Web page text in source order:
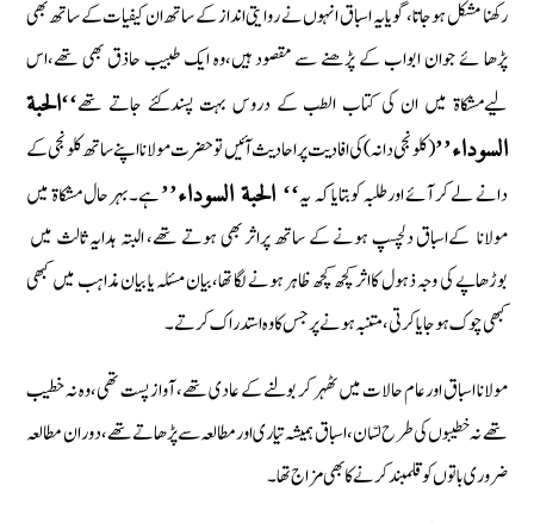
ركھنا مشكل ہوجاتا‏، گویا یہ اسباق انہوں نے روایتی انداز كے ساتھ ان كیفیات كے ساتھ بھی
پڑھا ئے جوان ابواب كے پڑھنے سے مقصود ہیں‏،وہ ایك طبیب حاذق بھی تھے‏،اس
لیےمشكاة میں ان كی كتاب الطب كے دروس بہت پسندكئے جاتے تھے‏‘‘الحبة
السوداء’’(كلونجی دانہ) كی افادیت پر احادیث آئیں توحضرت مولانا اپنے ساتھ كلونجی كے
دانے لے كر آئے اورطلبہ كوبتایا كہ یہ‘‘ الحبة السوداء’’ہے‏۔بہر حال مشكاة میں
مولانا كےاسباق دلچسپ ہونے كے ساتھ پراثر بھی ہوتے تھے‏، البتہ ہدایہ ثالث میں
بوڑھاپے كی وجہ ذہول كااثر كچھ كچھ ظاہر ہونے لگا تھا‏،بیان مسئلہ یا بیان مذاہب میں كبھی
كبھی چوك ہوجایا كرتی ‏،متنبہ ہونے پر جس كا وہ استدراك كرتے‏۔
مولانا اسباق اورعام حالات میں ٹھہر كر بولنے كے عادی تھے‏، آواز پست تھی‏،وہ نہ خطیب
تھے نہ خطیبوں كی طرح لسّان‏، اسباق ہمیشہ تیاری اورمطالعہ سے پڑھاتے تھے‏،دوران مطالعہ
ضروری باتوں كوقلمبند كرنے كا بھی مزاج تھا۔